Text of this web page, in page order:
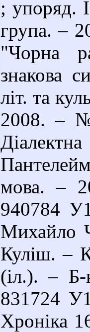
; упоряд.
група. –
"Чорна
знакова
літ. та
2008. –
мова. –
940784
Михайло
Куліш. –
(іл.). –
831724
Хроніка